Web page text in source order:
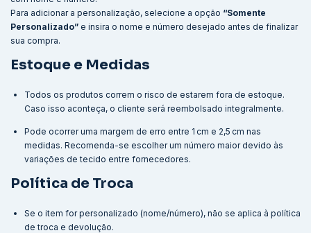
Para adicionar a personalização, selecione a opção “Somente
Personalizado” e insira o nome e número desejado antes de finalizar
sua compra.
Estoque e Medidas
Todos os produtos correm o risco de estarem fora de estoque.
Caso isso aconteça, o cliente será reembolsado integralmente.
Pode ocorrer uma margem de erro entre 1 cm e 2,5 cm nas
medidas. Recomenda-se escolher um número maior devido às
variações de tecido entre fornecedores.
Política de Troca
Se o item for personalizado (nome/número), não se aplica à política
de troca e devolução.